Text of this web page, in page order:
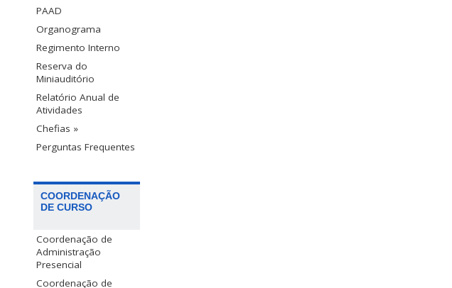
PAAD
Organograma
Regimento Interno
Reserva do
Miniauditório
Relatório Anual de
Atividades
Chefias »
Perguntas Frequentes
COORDENAÇÃO
DE CURSO
Coordenação de
Administração
Presencial
Coordenação de